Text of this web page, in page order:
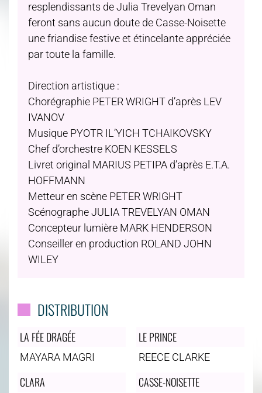
resplendissants de Julia Trevelyan Oman
feront sans aucun doute de Casse-Noisette
une friandise festive et étincelante appréciée
par toute la famille.
Direction artistique :
Chorégraphie PETER WRIGHT d’après LEV
IVANOV
Musique PYOTR IL’YICH TCHAIKOVSKY
Chef d’orchestre KOEN KESSELS
Livret original MARIUS PETIPA d’après E.T.A.
HOFFMANN
Metteur en scène PETER WRIGHT
Scénographe JULIA TREVELYAN OMAN
Concepteur lumière MARK HENDERSON
Conseiller en production ROLAND JOHN
WILEY
DISTRIBUTION
LA FÉE DRAGÉE
MAYARA MAGRI
LE PRINCE
REECE CLARKE
CLARA CASSE-NOISETTE